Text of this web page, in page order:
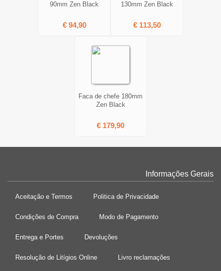
90mm Zen Black
€ 94,90
130mm Zen Black
€ 113,50
Faca de chefe 180mm
Zen Black
€ 179,90
Informações Gerais
Aceitação e Termos Politica de Privacidade
Condições de Compra Modo de Pagamento
Entrega e Portes Devoluções
Resolução de Litígios Online Livro reclamações